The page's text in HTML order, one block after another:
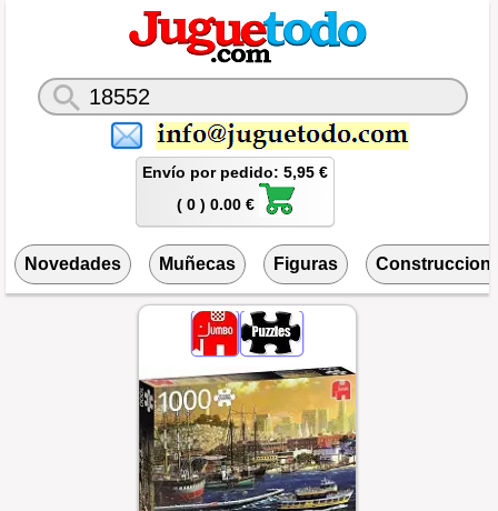
Envío por pedido: 5,95 €
( 0 ) 0.00 €
Novedades Muñecas Figuras